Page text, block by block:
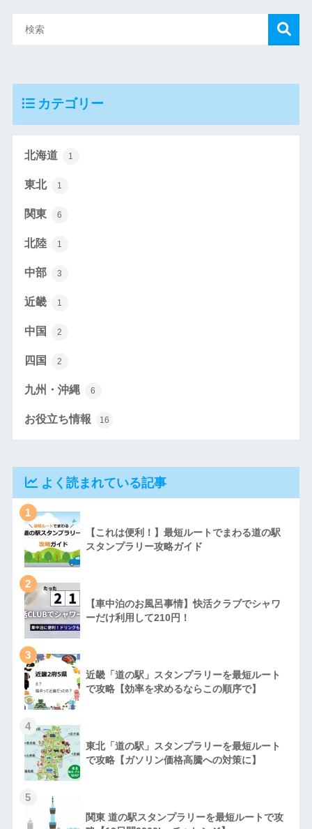
カテゴリー
北海道 1
東北 1
関東 6
北陸 1
中部 3
近畿 1
中国 2
四国 2
九州・沖縄 6
お役立ち情報 16
よく読まれている記事
1
【これは便利！】最短ルートでまわる道の駅
スタンプラリー攻略ガイド
2
【車中泊のお風呂事情】快活クラブでシャワ
ーだけ利用して210円！
3
近畿「道の駅」スタンプラリーを最短ルート
で攻略【効率を求めるならこの順序で】
4
東北「道の駅」スタンプラリーを最短ルート
で攻略【ガソリン価格高騰への対策に】
5
関東 道の駅スタンプラリーを最短ルートで攻